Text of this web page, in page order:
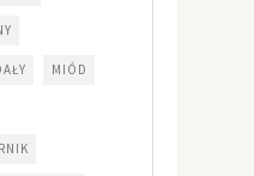
MIÓD